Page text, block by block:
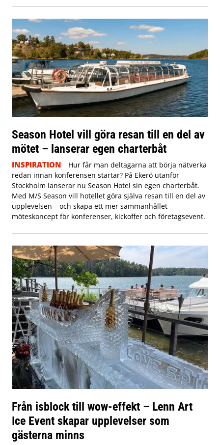
Season Hotel vill göra resan till en del av
mötet – lanserar egen charterbåt
INSPIRATION
Hur får man deltagarna att börja nätverka
redan innan konferensen startar? På Ekerö utanför
Stockholm lanserar nu Season Hotel sin egen charterbåt.
Med M/S Season vill hotellet göra själva resan till en del av
upplevelsen – och skapa ett mer sammanhållet
möteskoncept för konferenser, kickoffer och företagsevent.
Från isblock till wow-effekt – Lenn Art
Ice Event skapar upplevelser som
gästerna minns